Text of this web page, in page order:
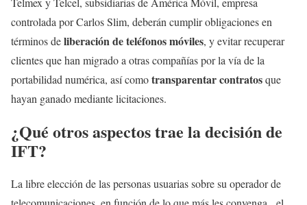
controlada por Carlos Slim, deberán cumplir obligaciones en
términos deliberación de teléfonos móviles, y evitar recuperar
clientes que han migrado a otras compañías por la vía de la
portabilidad numérica, así comotransparentar contratosque
hayan ganado mediante licitaciones.
¿Qué otros aspectos trae la decisión de
IFT?
La libre elección de las personas usuarias sobre su operador de